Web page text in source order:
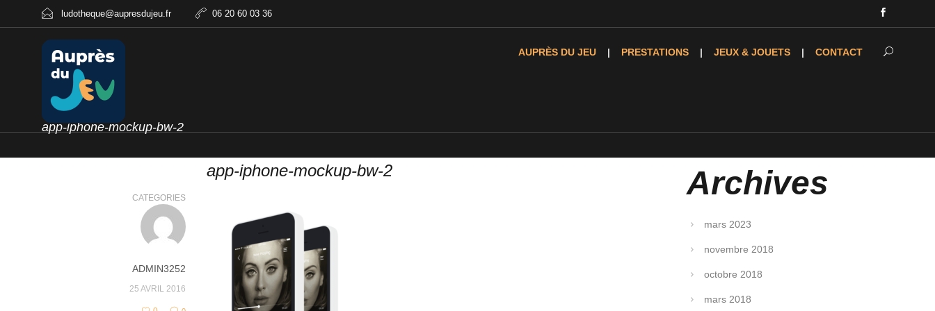
ludotheque@aupresdujeu.fr 06 20 60 03 36
AUPRÈS DU JEU PRESTATIONS JEUX & JOUETS CONTACT
app-iphone-mockup-bw-2
app-iphone-mockup-bw-2
CATEGORIES
ADMIN3252
25 AVRIL 2016
Archives
mars 2023
novembre 2018
octobre 2018
mars 2018